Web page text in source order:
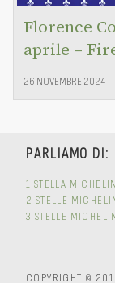
Florence
aprile –
26 NOVEMBRE 2024
PARLIAMO DI:
1 STELLA MICHELIN
2 STELLE
3 STELLE
COPYRIGHT ©